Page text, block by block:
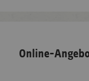
Online-